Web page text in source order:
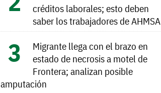
créditos laborales; esto deben
saber los trabajadores de AHMSA
Migrante llega con el brazo en
estado de necrosis a motel de
Frontera; analizan posible
amputación